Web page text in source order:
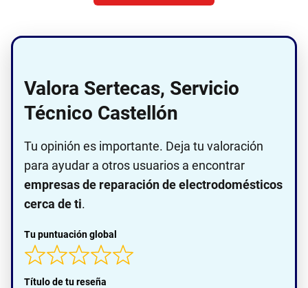
Valora Sertecas, Servicio
Técnico Castellón
Tu opinión es importante. Deja tu valoración
para ayudar a otros usuarios a encontrar
empresas de reparación de electrodomésticos
cerca de ti.
Tu puntuación global
Título de tu reseña